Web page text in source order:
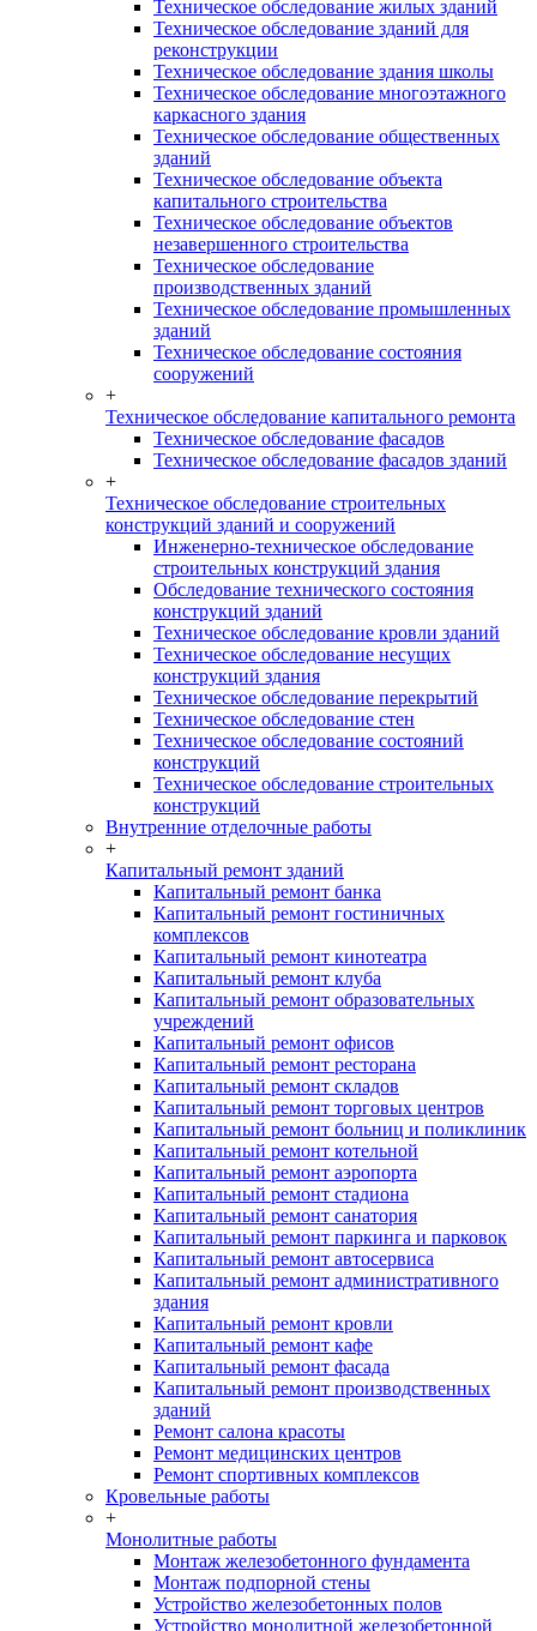
Техническое обследование жилых зданий
Техническое обследование зданий для
реконструкции
Техническое обследование здания школы
Техническое обследование многоэтажного
каркасного здания
Техническое обследование общественных
зданий
Техническое обследование объекта
капитального строительства
Техническое обследование объектов
незавершенного строительства
Техническое обследование
производственных зданий
Техническое обследование промышленных
зданий
Техническое обследование состояния
сооружений
+
Техническое обследование капитального ремонта
Техническое обследование фасадов
Техническое обследование фасадов зданий
+
Техническое обследование строительных
конструкций зданий и сооружений
Инженерно-техническое обследование
строительных конструкций здания
Обследование технического состояния
конструкций зданий
Техническое обследование кровли зданий
Техническое обследование несущих
конструкций здания
Техническое обследование перекрытий
Техническое обследование стен
Техническое обследование состояний
конструкций
Техническое обследование строительных
конструкций
Внутренние отделочные работы
+
Капитальный ремонт зданий
Капитальный ремонт банка
Капитальный ремонт гостиничных
комплексов
Капитальный ремонт кинотеатра
Капитальный ремонт клуба
Капитальный ремонт образовательных
учреждений
Капитальный ремонт офисов
Капитальный ремонт ресторана
Капитальный ремонт складов
Капитальный ремонт торговых центров
Капитальный ремонт больниц и поликлиник
Капитальный ремонт котельной
Капитальный ремонт аэропорта
Капитальный ремонт стадиона
Капитальный ремонт санатория
Капитальный ремонт паркинга и парковок
Капитальный ремонт автосервиса
Капитальный ремонт административного
здания
Капитальный ремонт кровли
Капитальный ремонт кафе
Капитальный ремонт фасада
Капитальный ремонт производственных
зданий
Ремонт салона красоты
Ремонт медицинских центров
Ремонт спортивных комплексов
Кровельные работы
+
Монолитные работы
Монтаж железобетонного фундамента
Монтаж подпорной стены
Устройство железобетонных полов
Устройство монолитной железобетонной